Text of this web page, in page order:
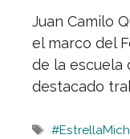
Juan Camilo
el marco del
de la escuela
destacado
Etiquetas